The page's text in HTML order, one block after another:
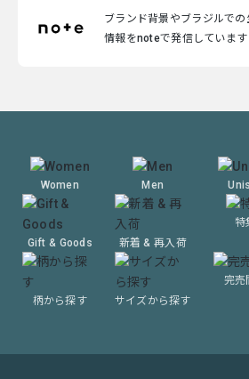
ブランド背景やブラジルで
情報をnoteで発信しています
Women Men
Gift & Goods 新着 & 再入荷
特
柄から探す サイズから探す
完売